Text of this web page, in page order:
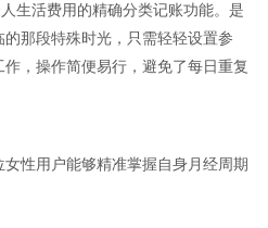
生活费用的精确分类记账功能。是
那段特殊时光，只需轻轻设置参
，操作简便易行，避免了每日重复
性用户能够精准掌握自身月经周期